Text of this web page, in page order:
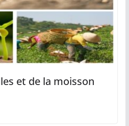
et de la moisson